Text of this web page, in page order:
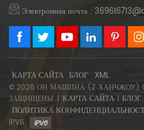
Электронная почта :
КАРТА САЙТА БЛОГ XML
© 2026 ОН МАШИНА (Z ХАНЧЖОУ)
ЗАЩИЩЕНЫ .| КАРТА САЙТА | БЛОГ
ПОЛИТИКА
IPV6